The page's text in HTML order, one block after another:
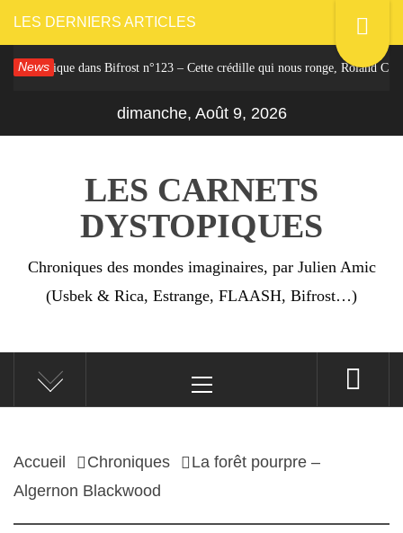
Passer
au
contenu
LES DERNIERS ARTICLES
Newsdans Bifrost n°123 – Cette crédille qui nous ronge, Roland C. Wagner
dimanche, Août 9, 2026
LES CARNETS
DYSTOPIQUES
Chroniques des mondes imaginaires, par Julien Amic
(Usbek & Rica, Estrange, FLAASH, Bifrost…)
principal
Accueil Chroniques
La forêt pourpre –
Algernon Blackwood